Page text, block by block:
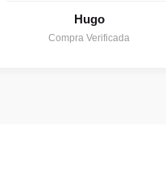
Hugo
Compra Verificada